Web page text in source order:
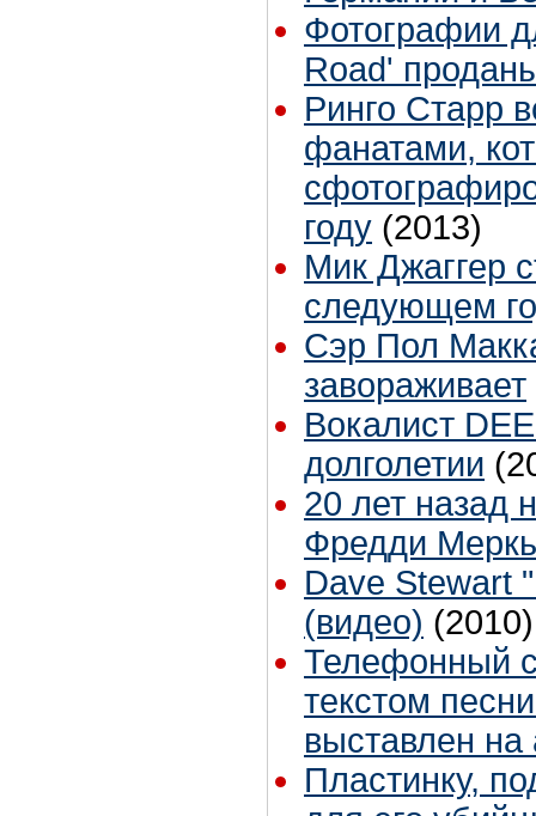
Фотографии
Road'
Ринго Старр
фанатами,
году (2013)
Мик Джаггер
следующем
Сэр Пол
завораживает
Вокалист
долголетии
20 лет назад
Фредди
Dave Stewart
(видео) (2010)
Телефонный
текстом
выставлен на
Пластинку,